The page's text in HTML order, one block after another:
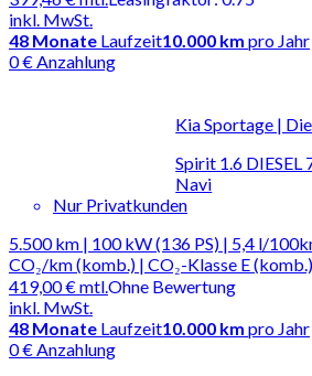
inkl. MwSt.
48 Monate Laufzeit10.000 km pro Jahr
0 € Anzahlung
Kia Sportage |
Spirit 1.6 DIESEL
Navi
Nur Privatkunden
5.500 km | 100 kW (136 PS) | 5,4 l/
CO₂/km (komb.) | CO₂-Klasse E (komb.)
419,00 €mtl.
inkl. MwSt.
Ohne Bewertung
48 Monate Laufzeit10.000 km pro Jahr
0 € Anzahlung